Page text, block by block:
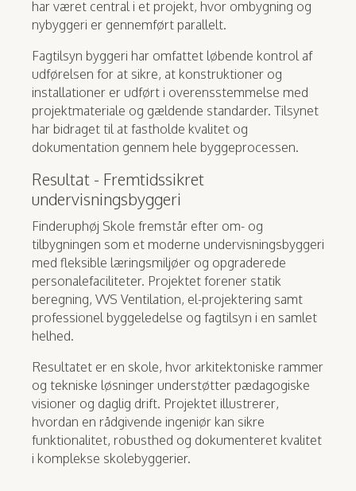
har været central i et projekt, hvor ombygning og
nybyggeri er gennemført parallelt.
Fagtilsyn byggeri har omfattet løbende kontrol af
udførelsen for at sikre, at konstruktioner og
installationer er udført i overensstemmelse med
projektmateriale og gældende standarder. Tilsynet
har bidraget til at fastholde kvalitet og
dokumentation gennem hele byggeprocessen.
Resultat - Fremtidssikret
undervisningsbyggeri
Finderuphøj Skole fremstår efter om- og
tilbygningen som et moderne undervisningsbyggeri
med fleksible læringsmiljøer og opgraderede
personalefaciliteter. Projektet forener statik
beregning, VVS Ventilation, el-projektering samt
professionel byggeledelse og fagtilsyn i en samlet
helhed.
Resultatet er en skole, hvor arkitektoniske rammer
og tekniske løsninger understøtter pædagogiske
visioner og daglig drift. Projektet illustrerer,
hvordan en rådgivende ingeniør kan sikre
funktionalitet, robusthed og dokumenteret kvalitet
i komplekse skolebyggerier.